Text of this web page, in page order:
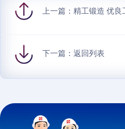
上一篇： 精工锻造 优
下一篇： 返回列表